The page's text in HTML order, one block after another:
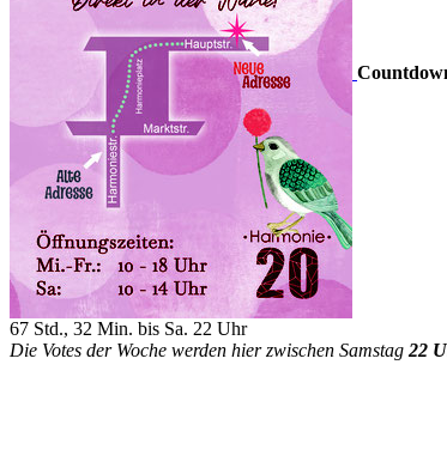
67 Std., 32 Min. bis Sa. 22 Uhr
Die Votes der Woche werden hier zwischen Samstag 22